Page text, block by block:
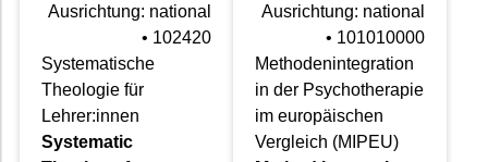
Ausrichtung: national
• 102420
Systematische
Theologie für
Lehrer:innen
Systematic
Ausrichtung: national
• 101010000
Methodenintegration
in der Psychotherapie
im europäischen
Vergleich (MIPEU)